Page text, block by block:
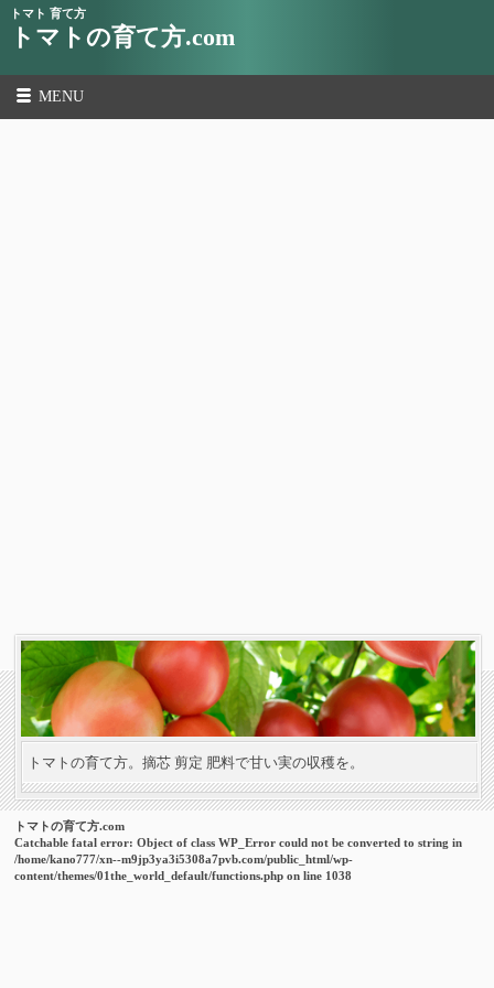
トマト 育て方
トマトの育て方.com
MENU
トマトの育て方。摘芯 剪定 肥料で甘い実の収穫を。
トマトの育て方.com
Catchable fatal error: Object of class WP_Error could not be converted to string in
/home/kano777/xn--m9jp3ya3i5308a7pvb.com/public_html/wp-
content/themes/01the_world_default/functions.php on line 1038